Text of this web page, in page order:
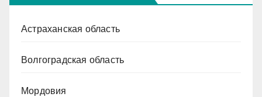
Астраханская область
Волгоградская область
Мордовия